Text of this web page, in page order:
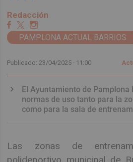
Redacción
PAMPLONA ACTUAL BARRIOS
Publicado: 23/04/2025 · 11:00
El Ayuntamiento de
normas de uso tanto para la
como para la sala de
Las zonas de